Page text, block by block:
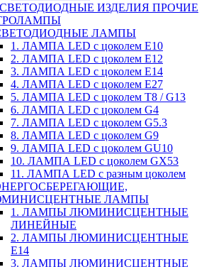
СВЕТОДИОДНЫЕ ИЗДЕЛИЯ ПРОЧИЕ
ЛАМПЫ
1. ЛАМПА LED c цоколем E10
2. ЛАМПА LED c цоколем E12
3. ЛАМПА LED c цоколем E14
4. ЛАМПА LED c цоколем E27
5. ЛАМПА LED c цоколем T8 / G13
6. ЛАМПА LED c цоколем G4
7. ЛАМПА LED c цоколем G5.3
8. ЛАМПА LED c цоколем G9
9. ЛАМПА LED c цоколем GU10
10. ЛАМПА LED c цоколем GX53
11. ЛАМПА LED c разным цоколем
ЛАМПЫ
1. ЛАМПЫ ЛЮМИНИСЦЕНТНЫЕ
ЛИНЕЙНЫЕ
2. ЛАМПЫ ЛЮМИНИСЦЕНТНЫЕ
E14
3. ЛАМПЫ ЛЮМИНИСЦЕНТНЫЕ